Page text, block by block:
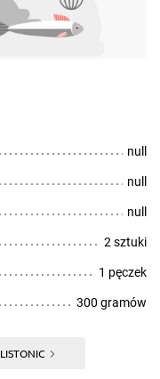
null
null
null
2 sztuki
1 pęczek
300 gramów
LISTONIC